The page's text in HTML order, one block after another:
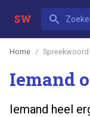
SW
Home Spreekwoord
Iemand
Iemand heel